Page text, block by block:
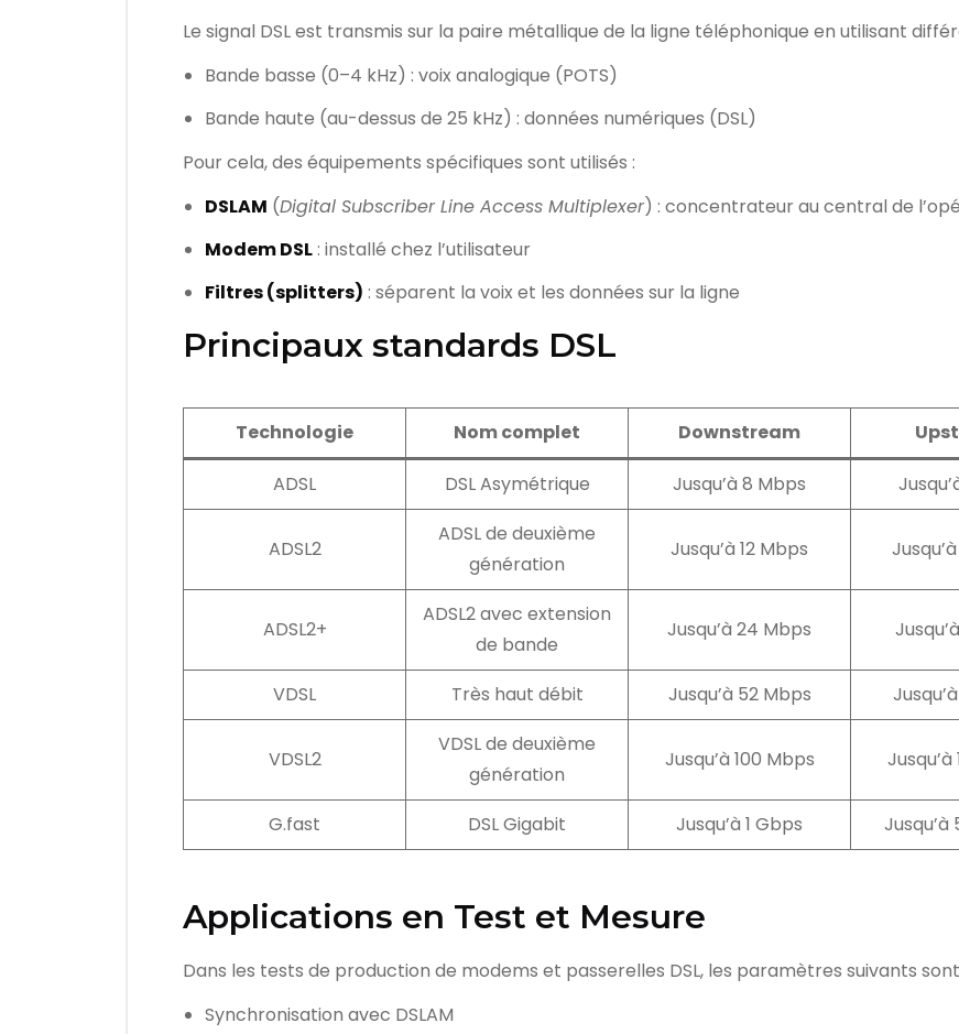
Le signal DSL est transmis sur la paire métallique de la ligne téléphonique en utilisant
Bande basse (0–4 kHz) : voix analogique (POTS)
Bande haute (au-dessus de 25 kHz) : données numériques (DSL)
Pour cela, des équipements spécifiques sont utilisés :
DSLAM (Digital Subscriber Line Access Multiplexer) : concentrateur au central de
Modem DSL: installé chez l’utilisateur
Filtres (splitters) : séparent la voix et les données sur la ligne
Principaux standards DSL
Technologie Nom complet Downstream
ADSL DSL Asymétrique Jusqu’à 8 Mbps
ADSL2
ADSL de deuxième
génération
Jusqu’à 12 Mbps
ADSL2+
ADSL2 avec extension
de bande
Jusqu’à 24 Mbps
VDSL Très haut débit Jusqu’à 52 Mbps
VDSL2
VDSL de deuxième
génération
Jusqu’à 100 Mbps
G.fast DSL Gigabit Jusqu’à 1 Gbps Jusqu’à
Applications en Test et Mesure
Dans les tests de production de modems et passerelles DSL, les paramètres suivants
Synchronisation avec DSLAM